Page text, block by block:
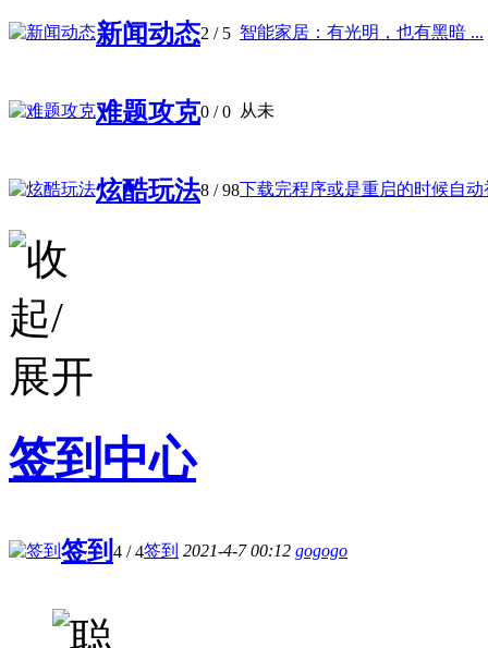
新闻动态2 / 5 智能家居：有光明，也有黑暗 ...
难题攻克0 / 0 从未
炫酷玩法8 / 98下载完程序或是重启的时候自动
签到中心
签到 4 / 4签到 2021-4-7 00:12 gogogo